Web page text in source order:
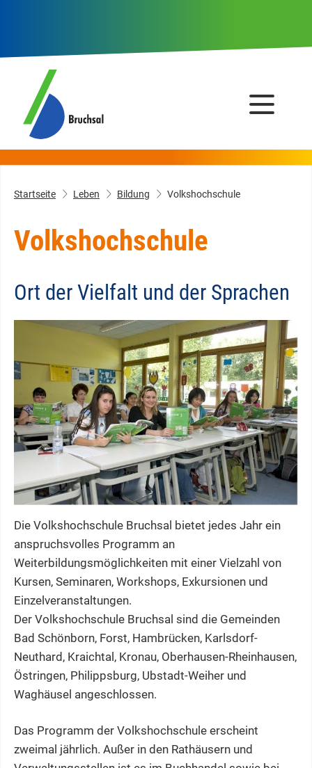
Startseite Leben Bildung Volkshochschule
Volkshochschule
Ort der Vielfalt und der Sprachen
Die Volkshochschule Bruchsal bietet jedes Jahr ein
anspruchsvolles Programm an
Weiterbildungsmöglichkeiten mit einer Vielzahl von
Kursen, Seminaren, Workshops, Exkursionen und
Einzelveranstaltungen.
Der Volkshochschule Bruchsal sind die Gemeinden
Bad Schönborn, Forst, Hambrücken, Karlsdorf-
Neuthard, Kraichtal, Kronau, Oberhausen-Rheinhausen,
Östringen, Philippsburg, Ubstadt-Weiher und
Waghäusel angeschlossen.
Das Programm der Volkshochschule erscheint
zweimal jährlich. Außer in den Rathäusern und